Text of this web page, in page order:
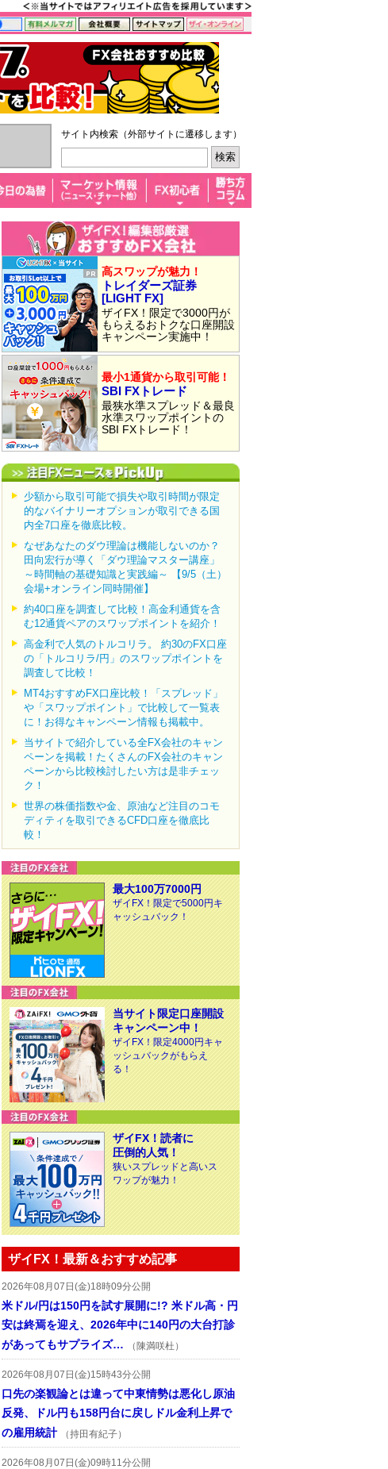
サイト内検索（外部サイトに遷移します）
高スワップが魅力！
トレイダーズ証券
[LIGHT FX]
ザイFX！限定で3000円が
もらえるおトクな口座開設
キャンペーン実施中！
最小1通貨から取引可能！
SBI FXトレード
最狭水準スプレッド＆最良
水準スワップポイントの
SBI FXトレード！
少額から取引可能で損失や取引時間が限定
的なバイナリーオプションが取引できる国
内全7口座を徹底比較。
なぜあなたのダウ理論は機能しないのか？
田向宏行が導く「ダウ理論マスター講座」
～時間軸の基礎知識と実践編～ 【9/5（土）
会場+オンライン同時開催】
約40口座を調査して比較！高金利通貨を含
む12通貨ペアのスワップポイントを紹介！
高金利で人気のトルコリラ。 約30のFX口座
の「トルコリラ/円」のスワップポイントを
調査して比較！
MT4おすすめFX口座比較！「スプレッド」
や「スワップポイント」で比較して一覧表
に！お得なキャンペーン情報も掲載中。
当サイトで紹介している全FX会社のキャン
ペーンを掲載！たくさんのFX会社のキャン
ペーンから比較検討したい方は是非チェッ
ク！
世界の株価指数や金、原油など注目のコモ
ディティを取引できるCFD口座を徹底比
較！
最大100万7000円
ザイFX！限定で5000円キ
ャッシュバック！
当サイト限定口座開設
キャンペーン中！
ザイFX！限定4000円キャ
ッシュバックがもらえ
る！
ザイFX！読者に
圧倒的人気！
狭いスプレッドと高いス
ワップが魅力！
ザイFX！最新＆おすすめ記事
2026年08月07日(金)18時09分公開
米ドル/円は150円を試す展開に!? 米ドル高・円
安は終焉を迎え、2026年中に140円の大台打診
があってもサプライズ…
（陳満咲杜）
2026年08月07日(金)15時43分公開
口先の楽観論とは違って中東情勢は悪化し原油
反発、ドル円も158円台に戻しドル金利上昇で
の雇用統計
（持田有紀子）
2026年08月07日(金)09時11分公開